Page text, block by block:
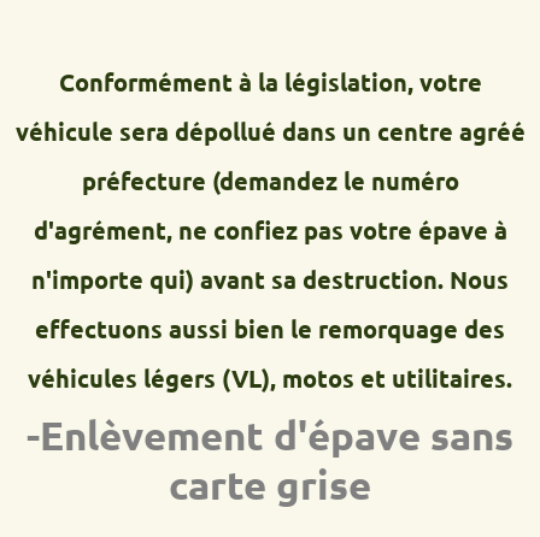
Conformément à la législation, votre
véhicule sera dépollué dans un centre agréé
préfecture (demandez le numéro
d'agrément, ne confiez pas votre épave à
n'importe qui) avant sa destruction. Nous
effectuons aussi bien le remorquage des
véhicules légers (VL), motos et utilitaires.
-Enlèvement d'épave sans
carte grise